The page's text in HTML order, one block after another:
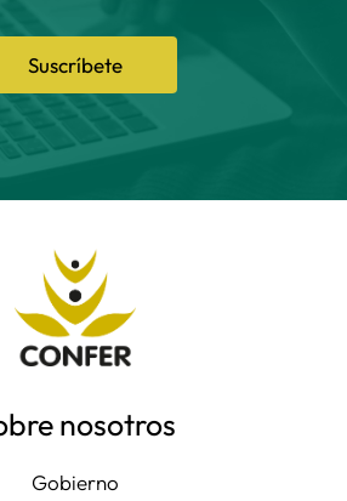
Suscríbete
nosotros
Gobierno